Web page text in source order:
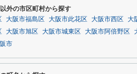
外の市区町村から探す
大阪市福島区 大阪市此花区 大阪市西区 大
大阪市旭区 大阪市城東区 大阪市阿倍野区
市